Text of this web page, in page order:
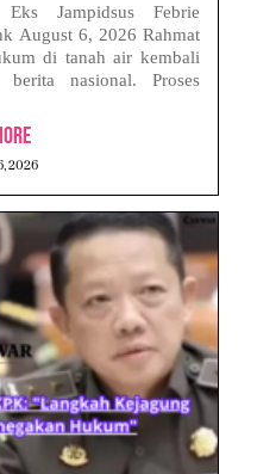
Jampidsus Febrie
August 6, 2026 Rahmat
di tanah air kembali
berita nasional. Proses
2026